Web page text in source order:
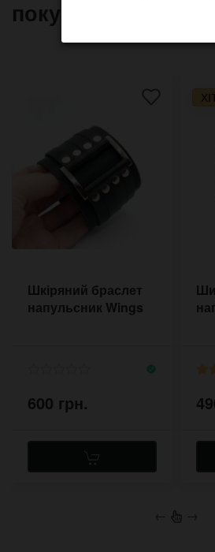
покупают
Шкіряний браслет
напульсник Wings
600 грн.
← →